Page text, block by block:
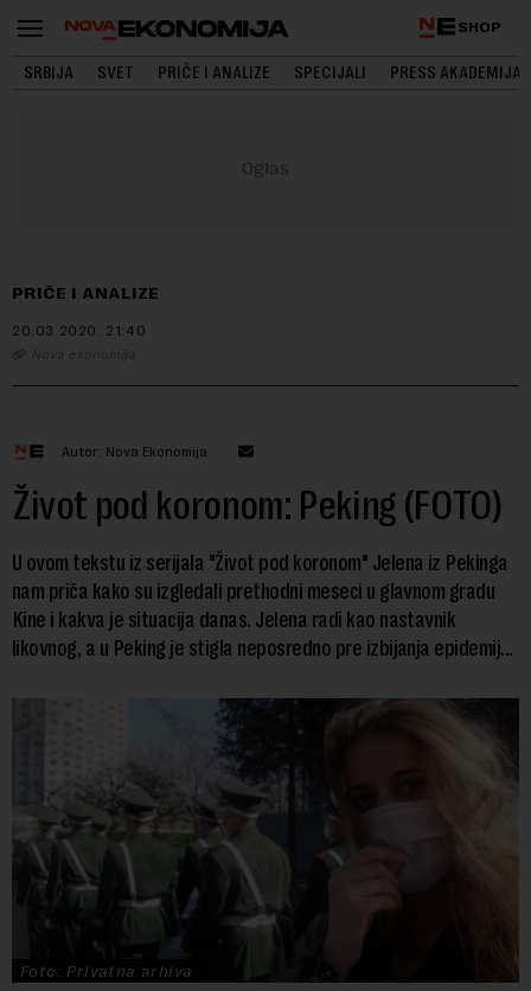
SHOP
SRBIJA SVET PRIČE I ANALIZE SPECIJALI PRESS AKADEMIJA
PRIČE I ANALIZE
20.03.2020. 21:40
Nova ekonomija
Autor: Nova Ekonomija
Život pod koronom: Peking (FOTO)
U ovom tekstu iz serijala "Život pod koronom" Jelena iz Pekinga
nam priča kako su izgledali prethodni meseci u glavnom gradu
Kine i kakva je situacija danas. Jelena radi kao nastavnik
likovnog, a u Peking je stigla neposredno pre izbijanja epidemij...
Foto: Privatna arhiva